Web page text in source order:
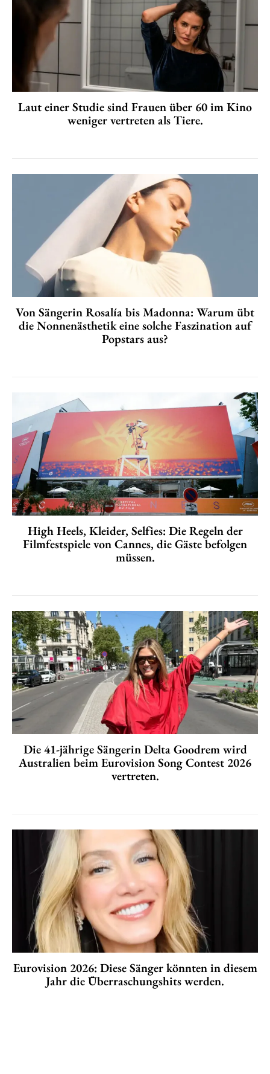
Laut einer Studie sind Frauen über 60 im Kino
weniger vertreten als Tiere.
Von Sängerin Rosalía bis Madonna: Warum übt
die Nonnenästhetik eine solche Faszination auf
Popstars aus?
High Heels, Kleider, Selfies: Die Regeln der
Filmfestspiele von Cannes, die Gäste befolgen
müssen.
Die 41-jährige Sängerin Delta Goodrem wird
Australien beim Eurovision Song Contest 2026
vertreten.
Eurovision 2026: Diese Sänger könnten in diesem
Jahr die Überraschungshits werden.